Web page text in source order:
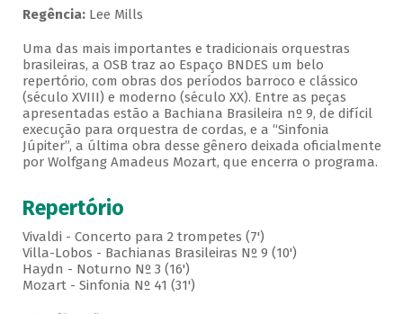
Regência:Lee Mills
Uma das mais importantes e tradicionais orquestras
brasileiras, a OSB traz ao Espaço BNDES um belo
repertório, com obras dos períodos barroco e clássico
(século XVIII) e moderno (século XX). Entre as peças
apresentadas estão a Bachiana Brasileira nº 9, de difícil
execução para orquestra de cordas, e a “Sinfonia
Júpiter”, a última obra desse gênero deixada oficialmente
por Wolfgang Amadeus Mozart, que encerra o programa.
Repertório
Vivaldi - Concerto para 2 trompetes (7')
Villa-Lobos - Bachianas Brasileiras Nº 9 (10')
Haydn - Noturno Nº 3 (16')
Mozart - Sinfonia Nº 41 (31')